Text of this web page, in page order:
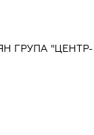
ГРУПА "ЦЕНТР-